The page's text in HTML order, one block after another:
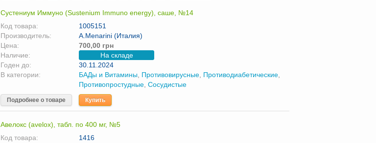
Сустениум Иммуно (Sustenium Immuno energy), саше, №14
Код товара:
1005151
Производитель:
A.Menarini (Италия)
Цена:
700,00 грн
Наличие:
На складе
Годен до:
30.11.2024
В категории:
БАДы и Витамины Противовирусные Противодиабетические
Противопростудные Сосудистые
Подробнее о товаре Купить
Авелокс (avelox), табл. по 400 мг, №5
Код товара:
1416